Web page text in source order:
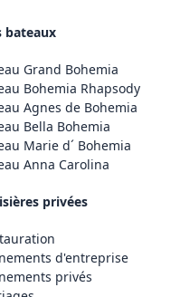
bateaux
Grand Bohemia
Bohemia Rhapsody
Agnes de Bohemia
Bella Bohemia
Marie d´ Bohemia
Anna Carolina
privées
d'entreprise
privés